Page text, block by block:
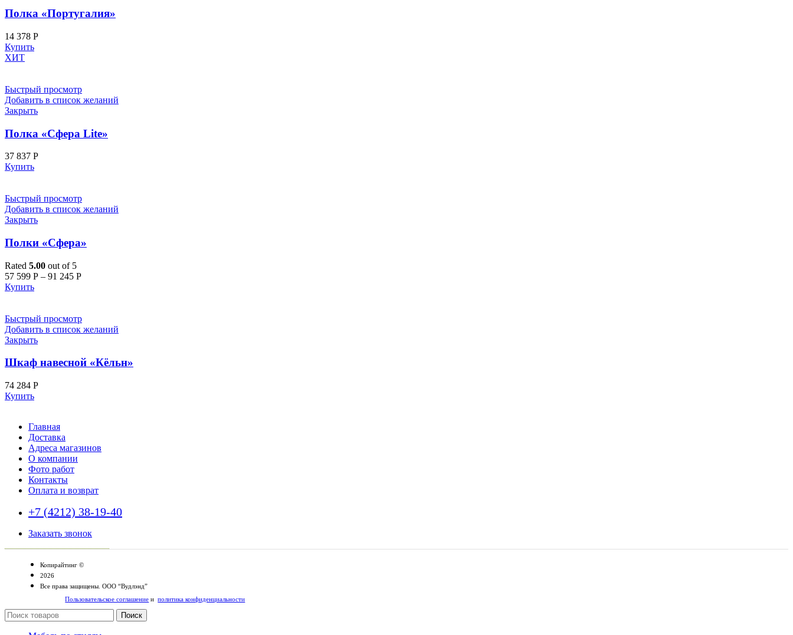
Полка «Португалия»
14 378 Р
Купить
ХИТ
Быстрый просмотр
Добавить в список желаний
Закрыть
Полка «Сфера Lite»
37 837 Р
Купить
Быстрый просмотр
Добавить в список желаний
Закрыть
Полки «Сфера»
Rated 5.00 out of 5
57 599 Р – 91 245 Р
Купить
Быстрый просмотр
Добавить в список желаний
Закрыть
Шкаф навесной «Кёльн»
74 284 Р
Купить
Главная
Доставка
Адреса магазинов
О компании
Фото работ
Контакты
Оплата и возврат
+7 (4212) 38-19-40
Заказать звонок
Копирайтинг ©
2026
Все права защищены. ООО “Вудлэнд”
Пользовательское соглашение иполитика конфиденциальности
Поиск